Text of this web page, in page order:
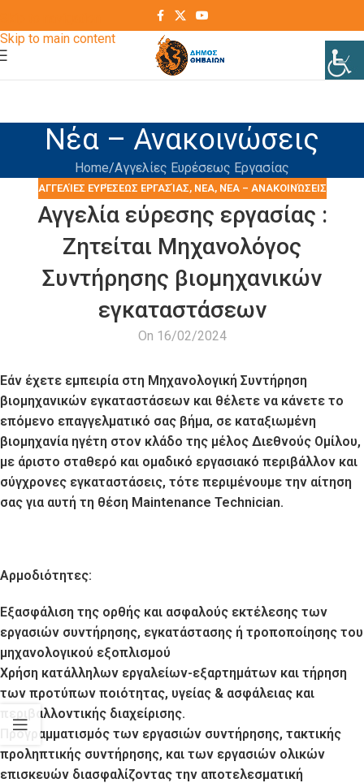
Skip to main content
Νέα – Ανακοινώσεις
Home Αγγελίες Ευρέσεως Εργασίας
ΑΓΓΕΛΊΕΣ ΕΥΡΈΣΕΩΣ ΕΡΓΑΣΊΑΣ, ΝΕΑ, ΝΈΑ – ΑΝΑΚΟΙΝΏΣΕΙΣ
Αγγελία εύρεσης εργασίας :
Ζητείται Μηχανολόγος
Συντήρησης βιομηχανικών
εγκαταστάσεων
On 16/02/2024
Εάν έχετε εμπειρία στη Μηχανολογική Συντήρηση
βιομηχανικών εγκαταστάσεων και θέλετε να κάνετε το
επόμενο επαγγελματικό σας βήμα, σε καταξιωμένη
βιομηχανία ηγέτη στον κλάδο της μέλος Διεθνούς Ομίλου,
με άριστο σταθερό και ομαδικό εργασιακό περιβάλλον και
σύγχρονες εγκαταστάσεις, τότε περιμένουμε την αίτηση
σας για αυτή τη θέση Maintenance Technician.
Αρμοδιότητες:
Εξασφάλιση της ορθής και ασφαλούς εκτέλεσης των
εργασιών συντήρησης, εγκατάστασης ή τροποποίησης του
μηχανολογικού εξοπλισμού
Χρήση κατάλληλων εργαλείων-εξαρτημάτων και τήρηση
των προτύπων ποιότητας, υγείας & ασφάλειας και
περιβαλλοντικής διαχείρισης.
Προγραμματισμός των εργασιών συντήρησης, τακτικής
προληπτικής συντήρησης, και των εργασιών ολικών
επισκευών διασφαλίζοντας την αποτελεσματική